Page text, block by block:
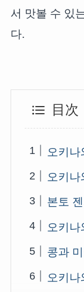
서 맛볼 수 있
다.
目次
오키
오키
본토
오키
콩과
오키